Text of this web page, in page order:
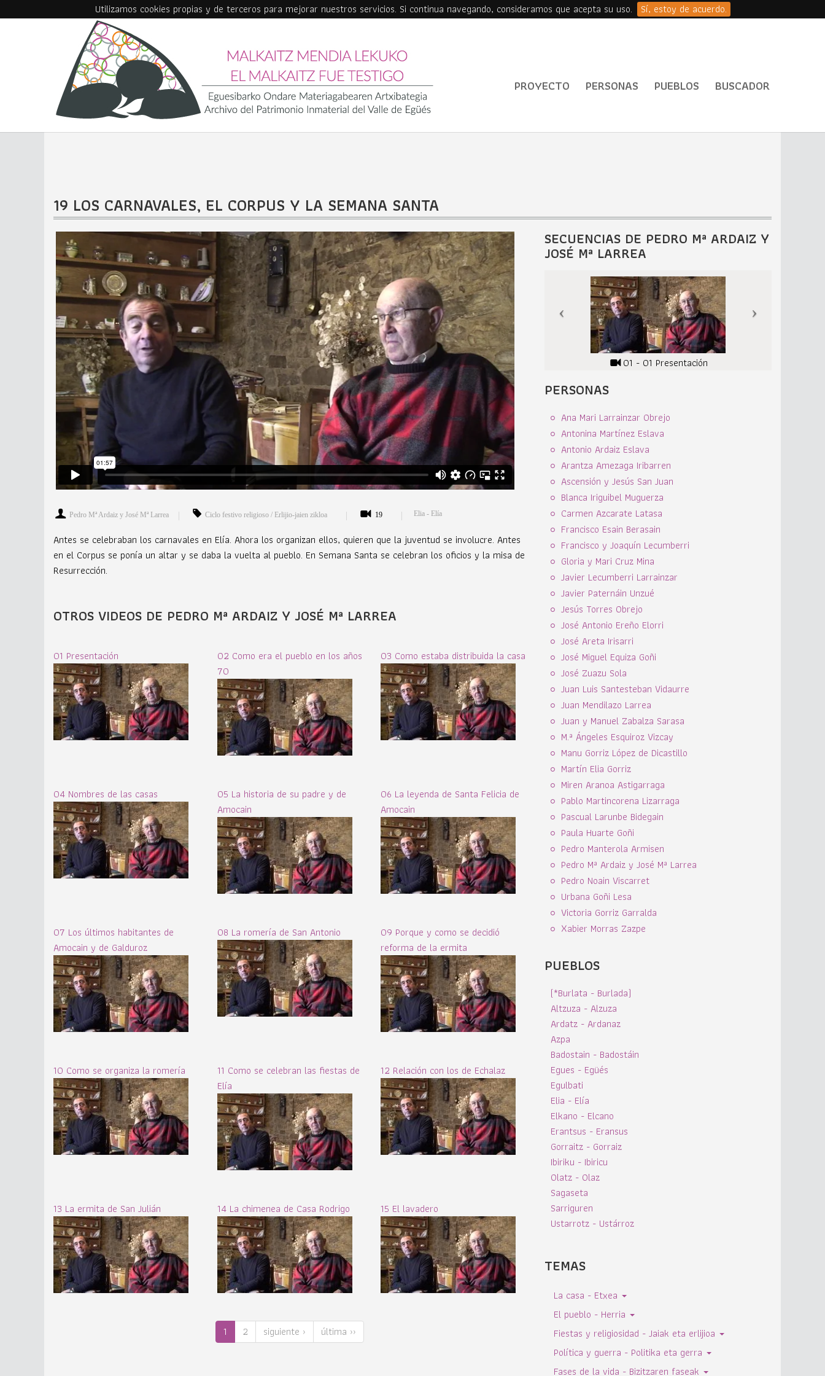
Utilizamos cookies propias y de terceros para mejorar nuestros servicios. Si continua navegando, consideramos que acepta su uso.
Sí, estoy de acuerdo.
PROYECTO PERSONAS PUEBLOS BUSCADOR
19 LOS CARNAVALES, EL CORPUS Y LA SEMANA SANTA
Pedro Mª Ardaiz y José Mª Larrea Ciclo festivo religioso / Erlijio-jaien zikloa 19 Elia - Elía
Antes se celebraban los carnavales en Elía. Ahora los organizan ellos, quieren que la juventud se involucre. Antes
en el Corpus se ponía un altar y se daba la vuelta al pueblo. En Semana Santa se celebran los oficios y la misa de
Resurrección.
OTROS VIDEOS DE PEDRO Mª ARDAIZ Y JOSÉ Mª LARREA
01 Presentación
02 Como era el pueblo en los años
70
03 Como estaba distribuida la casa
04 Nombres de las casas
05 La historia de su padre y de
Amocain
06 La leyenda de Santa Felicia de
Amocain
07 Los últimos habitantes de
Amocain y de Galduroz
08 La romería de San Antonio
09 Porque y como se decidió
reforma de la ermita
10 Como se organiza la romería
11 Como se celebran las fiestas de
Elía
12 Relación con los de Echalaz
13 La ermita de San Julián 14 La chimenea de Casa Rodrigo 15 El lavadero
1 2 siguiente › última ››
SECUENCIAS DE PEDRO Mª ARDAIZ Y
JOSÉ Mª LARREA
01 - 01 Presentación
PERSONAS
Ana Mari Larrainzar Obrejo
Antonina Martínez Eslava
Antonio Ardaiz Eslava
Arantza Amezaga Iribarren
Ascensión y Jesús San Juan
Blanca Iriguibel Muguerza
Carmen Azcarate Latasa
Francisco Esain Berasain
Francisco y Joaquín Lecumberri
Gloria y Mari Cruz Mina
Javier Lecumberri Larrainzar
Javier Paternáin Unzué
Jesús Torres Obrejo
José Antonio Ereño Elorri
José Areta Irisarri
José Miguel Equiza Goñi
José Zuazu Sola
Juan Luis Santesteban Vidaurre
Juan Mendilazo Larrea
Juan y Manuel Zabalza Sarasa
M.ª Ángeles Esquiroz Vizcay
Manu Gorriz López de Dicastillo
Martín Elia Gorriz
Miren Aranoa Astigarraga
Pablo Martincorena Lizarraga
Pascual Larunbe Bidegain
Paula Huarte Goñi
Pedro Manterola Armisen
Pedro Mª Ardaiz y José Mª Larrea
Pedro Noain Viscarret
Urbana Goñi Lesa
Victoria Gorriz Garralda
Xabier Morras Zazpe
PUEBLOS
(*Burlata - Burlada)
Altzuza - Alzuza
Ardatz - Ardanaz
Azpa
Badostain - Badostáin
Egues - Egüés
Egulbati
Elia - Elía
Elkano - Elcano
Erantsus - Eransus
Gorraitz - Gorraiz
Ibiriku - Ibiricu
Olatz - Olaz
Sagaseta
Sarriguren
Ustarrotz - Ustárroz
TEMAS
La casa - Etxea
El pueblo - Herria
Fiestas y religiosidad - Jaiak eta erlijioa
Política y guerra - Politika eta gerra
Fases de la vida - Bizitzaren faseak